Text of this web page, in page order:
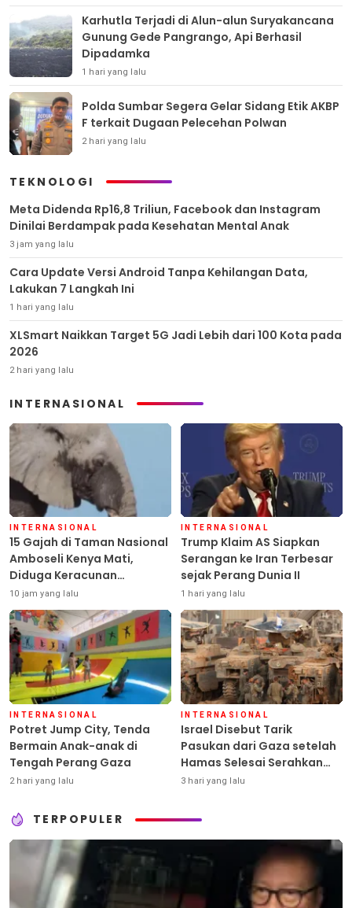
Karhutla Terjadi di Alun-alun Suryakancana
Gunung Gede Pangrango, Api Berhasil
Dipadamka
1 hari yang lalu
Polda Sumbar Segera Gelar Sidang Etik AKBP
F terkait Dugaan Pelecehan Polwan
2 hari yang lalu
TEKNOLOGI
Meta Didenda Rp16,8 Triliun, Facebook dan Instagram
Dinilai Berdampak pada Kesehatan Mental Anak
3 jam yang lalu
Cara Update Versi Android Tanpa Kehilangan Data,
Lakukan 7 Langkah Ini
1 hari yang lalu
XLSmart Naikkan Target 5G Jadi Lebih dari 100 Kota pada
2026
2 hari yang lalu
INTERNASIONAL
INTERNASIONAL
15 Gajah di Taman Nasional
Amboseli Kenya Mati,
Diduga Keracunan
Pestisida
10 jam yang lalu
INTERNASIONAL
Trump Klaim AS Siapkan
Serangan ke Iran Terbesar
sejak Perang Dunia II
1 hari yang lalu
INTERNASIONAL
Potret Jump City, Tenda
Bermain Anak-anak di
Tengah Perang Gaza
2 hari yang lalu
INTERNASIONAL
Israel Disebut Tarik
Pasukan dari Gaza setelah
Hamas Selesai Serahkan
Senjata
3 hari yang lalu
TERPOPULER